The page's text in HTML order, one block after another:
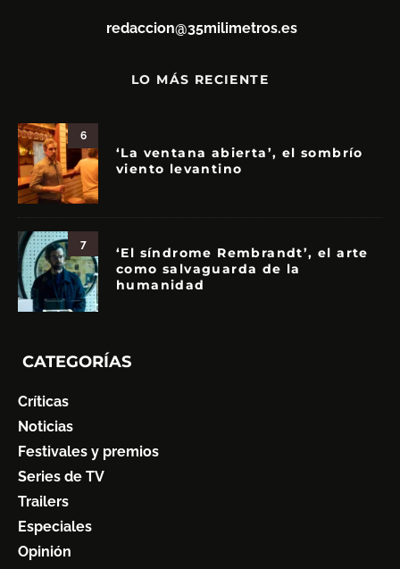
redaccion@35milimetros.es
LO MÁS RECIENTE
6
‘La ventana abierta’, el sombrío
viento levantino
7
‘El síndrome Rembrandt’, el arte
como salvaguarda de la
humanidad
CATEGORÍAS
Críticas
Noticias
Festivales y premios
Series de TV
Trailers
Especiales
Opinión